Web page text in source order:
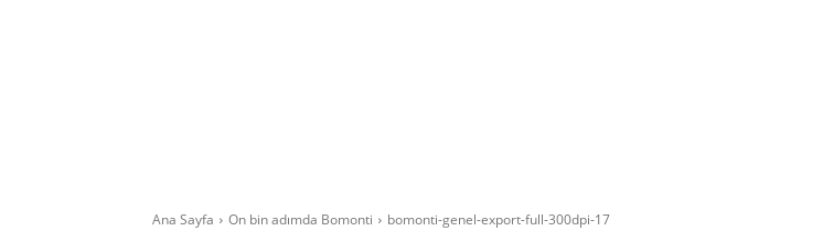
Ana Sayfa On bin adımda Bomonti bomonti-genel-export-full-300dpi-17